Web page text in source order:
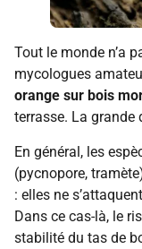
Tout le monde n’a
mycologues
orange sur bois
terrasse. La grande
En général, les
(pycnopore,
: elles ne
Dans ce cas-là, le
stabilité du tas de